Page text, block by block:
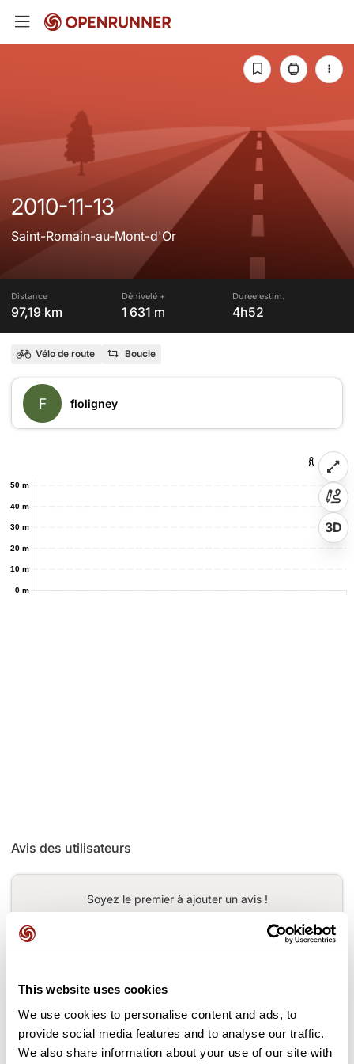
This website uses cookies
We use cookies to personalise content and ads, to
provide social media features and to analyse our traffic.
We also share information about your use of our site with
2010-11-13
Saint-Romain-au-Mont-d'Or
Distance
97,19 km
Dénivelé +
1 631 m
Durée estim.
4h52
Vélo de route Boucle
F floligney
0 m
10 m
20 m
30 m
40 m
50 m
3D
Avis des utilisateurs
Soyez le premier à ajouter un avis !
Cols le long du parcours